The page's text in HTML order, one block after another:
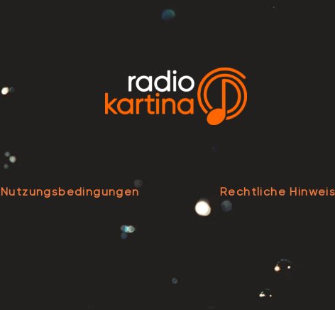
Nutzungsbedingungen Rechtliche